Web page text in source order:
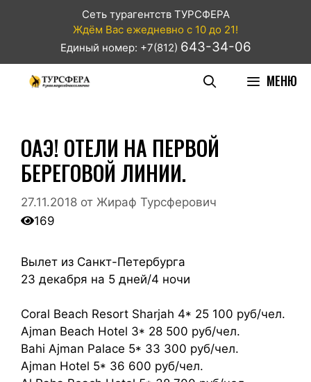
Сеть турагентств ТУРСФЕРА
Ждём Вас ежедневно с 10 до 21!
Единый номер: +7(812) 643-34-06
МЕНЮ
ОАЭ! ОТЕЛИ НА ПЕРВОЙ
БЕРЕГОВОЙ ЛИНИИ.
27.11.2018 от Жираф Турсферович
169
Вылет из Санкт-Петербурга
23 декабря на 5 дней/4 ночи
Coral Beach Resort Sharjah 4* 25 100 руб/чел.
Ajman Beach Hotel 3* 28 500 руб/чел.
Bahi Ajman Palace 5* 33 300 руб/чел.
Ajman Hotel 5* 36 600 руб/чел.